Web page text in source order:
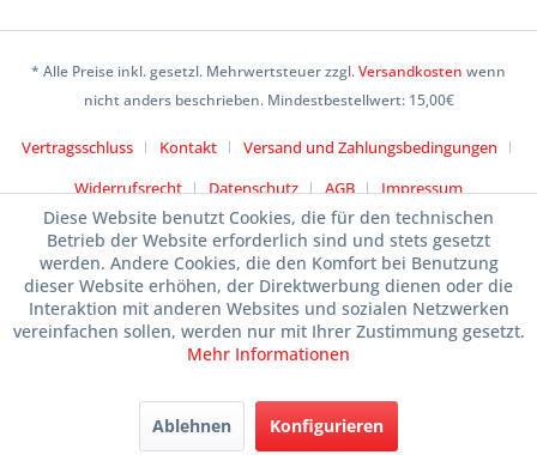
* Alle Preise inkl. gesetzl. Mehrwertsteuer zzgl.Versandkosten wenn
nicht anders beschrieben. Mindestbestellwert: 15,00€
Vertragsschluss Kontakt
Versand und Zahlungsbedingungen
Widerrufsrecht
Datenschutz AGB Impressum
Diese Website benutzt Cookies, die für den technischen
Betrieb der Website erforderlich sind und stets gesetzt
werden. Andere Cookies, die den Komfort bei Benutzung
dieser Website erhöhen, der Direktwerbung dienen oder die
Interaktion mit anderen Websites und sozialen Netzwerken
vereinfachen sollen, werden nur mit Ihrer Zustimmung gesetzt.
Mehr Informationen
Ablehnen Konfigurieren